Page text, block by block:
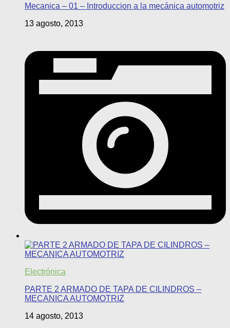
Mecanica – 01 – Introduccion a la mecánica automotriz
13 agosto, 2013
Electrónica
PARTE 2 ARMADO DE TAPA DE CILINDROS –
MECANICA AUTOMOTRIZ
14 agosto, 2013